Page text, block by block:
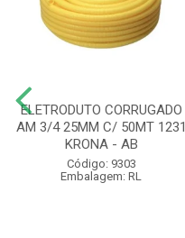
ELETRODUTO CORRUGADO
AM 3/4 25MM C/ 50MT 1231
KRONA - AB
Código: 9303
Embalagem: RL